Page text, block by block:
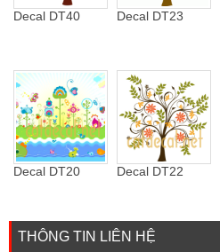
Decal DT40 Decal DT23
Decal DT20 Decal DT22
THÔNG TIN LIÊN HỆ